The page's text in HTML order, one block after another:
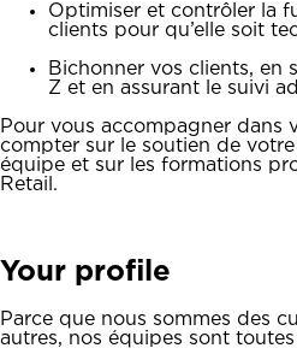
Optimiser et contrôler la
clients pour qu’elle soit
Bichonner vos clients, en
Z et en assurant le suivi
Pour vous accompagner dans
compter sur le soutien de
équipe et sur les formations
Retail.
Your profile
Parce que nous sommes des
autres, nos équipes sont